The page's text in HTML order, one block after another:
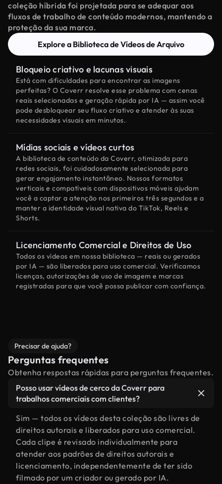
coleção híbrida foi projetada para se adequar aos
fluxos de trabalho de conteúdo modernos, mantendo a
proteção da sua marca.
Explore a Biblioteca de Vídeos de Arquivo
Bloqueio criativo e lacunas visuais
Está com dificuldades para encontrar as imagens
perfeitas? O Coverr resolve esse problema com cenas
reais selecionadas e geração rápida por IA — assim você
pode desbloquear seu fluxo criativo e atender às suas
necessidades visuais em minutos.
Mídias sociais e vídeos curtos
A biblioteca de conteúdo da Coverr, otimizada para
redes sociais, foi cuidadosamente selecionada para
gerar engajamento instantâneo. Nossos formatos
verticais e compatíveis com dispositivos móveis ajudam
você a captar a atenção nos primeiros três segundos e a
manter a identidade visual nativa do TikTok, Reels e
Shorts.
Licenciamento Comercial e Direitos de Uso
Todos os vídeos em nossa biblioteca — reais ou gerados
por IA — são liberados para uso comercial. Verificamos
licenças, autorizações de uso de imagem e marcas
registradas para que você possa publicar com confiança.
Precisar de ajuda?
Perguntas frequentes
Obtenha respostas rápidas para perguntas frequentes.
Posso usar vídeos de cerco da Coverr para
trabalhos comerciais com clientes?
Sim — todos os vídeos desta coleção são livres de
direitos autorais e liberados para uso comercial.
Cada clipe é revisado individualmente para
atender aos padrões de direitos autorais e
licenciamento, independentemente de ter sido
filmado por um criador ou gerado por IA.